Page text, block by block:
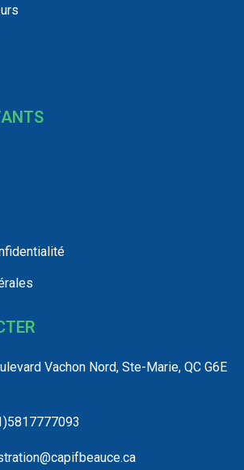
Vachon Nord, Ste-Marie, QC G6E